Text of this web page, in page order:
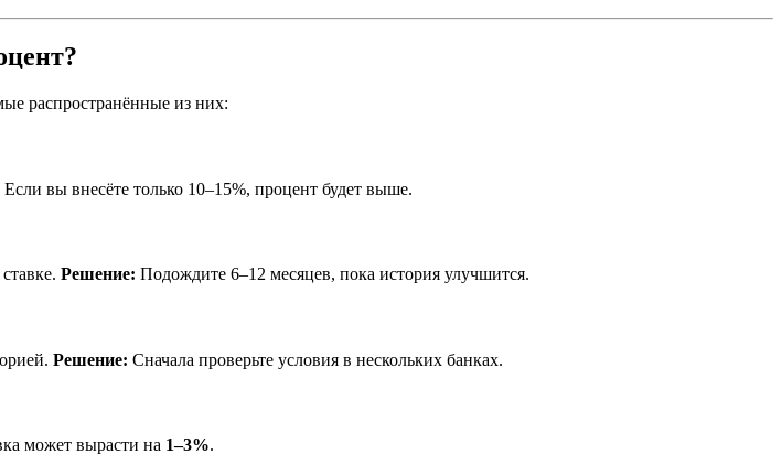
распространённые из них:
вы внесёте только 10–15%, процент будет выше.
Решение: Подождите 6–12 месяцев, пока история улучшится.
Решение: Сначала проверьте условия в нескольких банках.
может вырасти на 1–3%.